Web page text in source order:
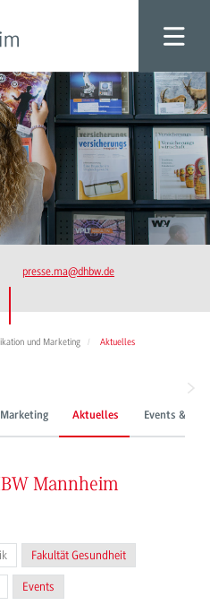
presse.ma@dhbw.de
und Marketing Aktuelles
Aktuelles Events &
Mannheim
Fakultät Gesundheit
Events